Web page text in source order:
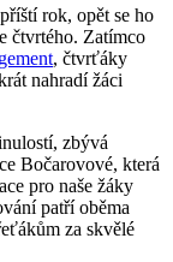
rok, opět se ho
čtvrtého. Zatímco
, čtvrťáky
nahradí žáci
zbývá
Bočarovové, která
pro naše žáky
patří oběma
za skvělé